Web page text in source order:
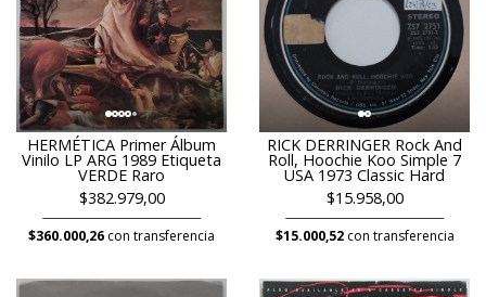
HERMÉTICA Primer Álbum
Vinilo LP ARG 1989 Etiqueta
VERDE Raro
$382.979,00
$360.000,26 con transferencia
RICK DERRINGER Rock And
Roll, Hoochie Koo Simple 7
USA 1973 Classic Hard
$15.958,00
$15.000,52con transferencia